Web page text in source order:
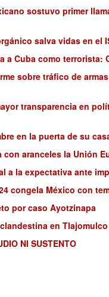
sostuvo primer
salva vidas en el
a Cuba como terrorista:
sobre tráfico de
transparencia en
en la puerta de su
con aranceles la Unión
a la expectativa ante
congela México con
por caso Ayotzinapa
en
NI SUSTENTO